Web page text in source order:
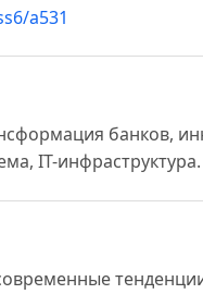
a531
банков,
IT-инфраструктура.